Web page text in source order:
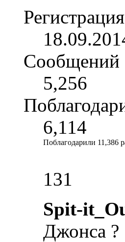
Регистрация
Сообщений
5,256
6,114
Поблагодарили 11,386
131
Spit-
Джонса ?